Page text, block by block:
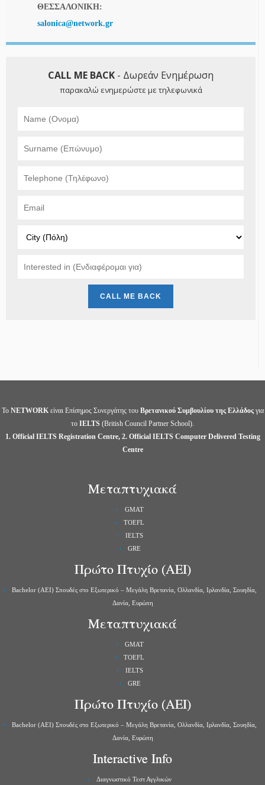
ΘΕΣΣΑΛΟΝΙΚΗ:
salonica@network.gr
Το NETWORKείναι Επίσημος Συνεργάτης του Βρετανικού Συμβουλίου της Ελλάδοςγια
το IELTS (British Council Partner School).
1. Official IELTS Registration Centre, 2. Official IELTS Computer Delivered Testing
Centre
Μεταπτυχιακά
GMAT
TOEFL
IELTS
GRE
Πρώτο Πτυχίο (ΑΕΙ)
Bachelor (ΑΕΙ) Σπουδές στο Εξωτερικό – Μεγάλη Βρετανία, Ολλανδία, Ιρλανδία, Σουηδία,
Δανία, Ευρώπη
Μεταπτυχιακά
GMAT
TOEFL
IELTS
GRE
Πρώτο Πτυχίο (ΑΕΙ)
Bachelor (ΑΕΙ) Σπουδές στο Εξωτερικό – Μεγάλη Βρετανία, Ολλανδία, Ιρλανδία, Σουηδία,
Δανία, Ευρώπη
Interactive Info
Διαγνωστικό Τεστ Αγγλικών